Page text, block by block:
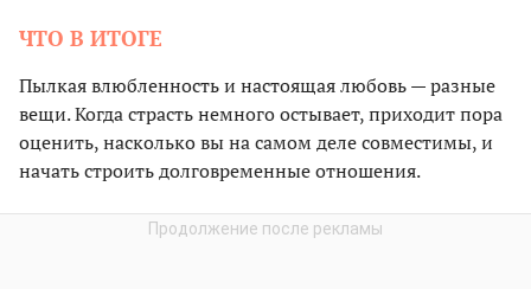
ЧТО В ИТОГЕ
Пылкая влюбленность и настоящая любовь — разные
вещи. Когда страсть немного остывает, приходит пора
оценить, насколько вы на самом деле совместимы, и
начать строить долговременные отношения.